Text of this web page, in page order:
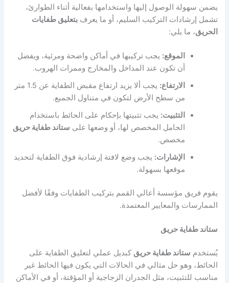
يضمن سهولة الوصول إليها واستخدامها بفعالية أثناء الطوارئ،
تشمل إرشادات التركيب السليم، أو ما يعرفبتعليق طفايات
الحريق، ما يلي:
الموقع: يجب تركيبها في أماكن واضحة ومرئية، ويفضل
أن تكون عند المداخل والمخارج وممرات الهروب.
الارتفاع:
يجب ألا يزيد ارتفاع مقبض الطفاية عن 1.5 متر
من سطح الأرض لتكون في متناول الجميع.
التثبيت: يجب تثبيتها بإحكام على الحائط باستخدام
الحامل المخصص لها، أو وضعها على ستاند طفاية حريق
مخصص.
الإشارات: يجب وضع لافتة إرشادية فوق الطفاية لتحديد
موقعها بسهولة.
يقوم فريق مؤسسة أعالي القمم بتركيب الطفايات وفقًا لأفضل
الممارسات والمعايير المعتمدة.
ستاند طفاية حريق
يُستخدم ستاند طفاية حريق كبديل عملي لتعليق الطفاية على
الحائط، وهو حل مثالي في الحالات التي يكون فيها الحائط غير
مناسب للتثبيت، مثل الجدران الزجاجية أو المؤقتة، أو في الأماكن